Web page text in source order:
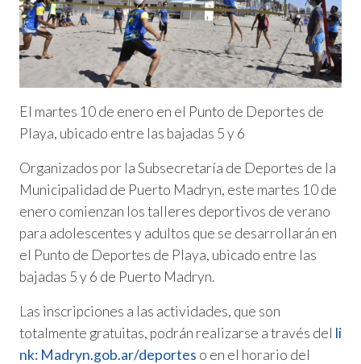
El martes 10 de enero en el Punto de Deportes de
Playa, ubicado entre las bajadas 5 y 6
Organizados por la Subsecretaría de Deportes de la
Municipalidad de Puerto Madryn, este martes 10 de
enero comienzan los talleres deportivos de verano
para adolescentes y adultos que se desarrollarán en
el Punto de Deportes de Playa, ubicado entre las
bajadas 5 y 6 de Puerto Madryn.
Las inscripciones a las actividades, que son
totalmente gratuitas, podrán realizarse a través del li
nk: Madryn.gob.ar/deportes o en el horario del